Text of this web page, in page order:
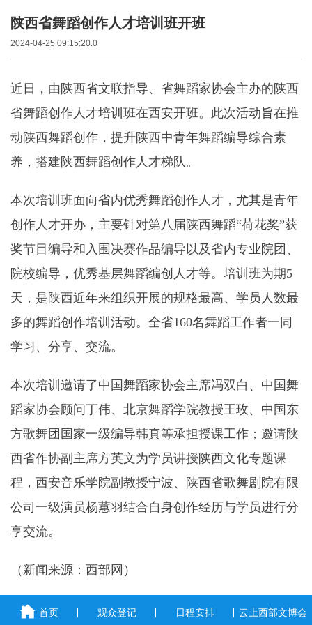
陕西省舞蹈创作人才培训班开班
2024-04-25 09:15:20.0
近日，由陕西省文联指导、省舞蹈家协会主办的陕西
省舞蹈创作人才培训班在西安开班。此次活动旨在推
动陕西舞蹈创作，提升陕西中青年舞蹈编导综合素
养，搭建陕西舞蹈创作人才梯队。
本次培训班面向省内优秀舞蹈创作人才，尤其是青年
创作人才开办，主要针对第八届陕西舞蹈“荷花奖”获
奖节目编导和入围决赛作品编导以及省内专业院团、
院校编导，优秀基层舞蹈编创人才等。培训班为期5
天，是陕西近年来组织开展的规格最高、学员人数最
多的舞蹈创作培训活动。全省160名舞蹈工作者一同
学习、分享、交流。
本次培训邀请了中国舞蹈家协会主席冯双白、中国舞
蹈家协会顾问丁伟、北京舞蹈学院教授王玫、中国东
方歌舞团国家一级编导韩真等承担授课工作；邀请陕
西省作协副主席方英文为学员讲授陕西文化专题课
程，西安音乐学院副教授宁波、陕西省歌舞剧院有限
公司一级演员杨蕙羽结合自身创作经历与学员进行分
享交流。
（新闻来源：西部网）
首页 观众登记 日程安排 云上西部文博会